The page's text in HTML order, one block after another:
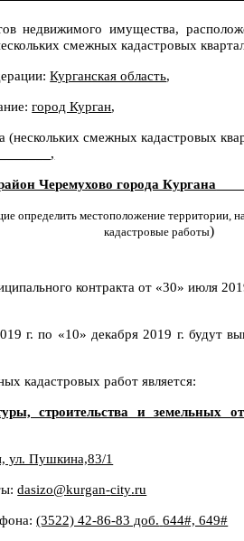
недвижимого имущества,
смежных кадастровых
Курганская область,
город Курган,
(нескольких смежных кадастровых
,
Черемухово города Кургана
определить местоположение территории,
кадастровые работы)
контракта от «30» июля
г. по «10» декабря 2019 г. будут
кадастровых работ является:
строительства и земельных
ул. Пушкина,83/1
dasizo@kurgan-city.ru
(3522) 42-86-83 доб. 644#, 649#